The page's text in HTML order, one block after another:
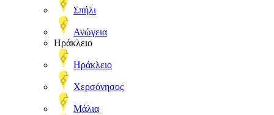
Σπήλι
Ανώγεια
Ηράκλειο
Ηράκλειο
Χερσόνησος
Μάλια